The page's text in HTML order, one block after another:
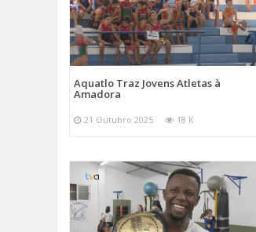
Aquatlo Traz Jovens Atletas à
Amadora
21 Outubro 2025 18 K